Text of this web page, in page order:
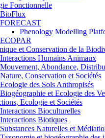
Fonctionnelle
BioFlux
FORECAST
Phenology Modelling
ECOPAR
et Conservation de la
Interactions Humains Animaux
Mouvement, Abondance,
Nature, Conservation et Sociétés
Ecologie des Sols Anthropisés
Biogéographie et Ecologie des
Ecologie et Sociétés
Interactions Bioculturelles
Interactions Biotiques
Substances Naturelles et